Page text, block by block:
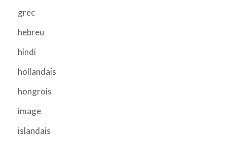
grec
hebreu
hindi
hollandais
hongrois
image
islandais